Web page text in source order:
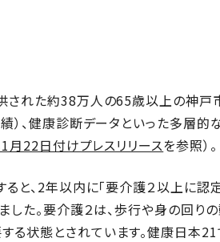
された約38万人の65歳以上の神戸
）、健康診断データといった多層的
月22日付けプレスリリースを参照）
と、2年以内に「要介護２以上に認
した。要介護２は、歩行や身の回り
状態とされています。健康日本21